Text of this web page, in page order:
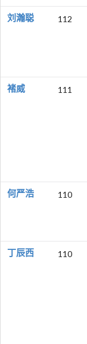
刘瀚聪 112
褚威 111
何严浩 110
丁辰西 110